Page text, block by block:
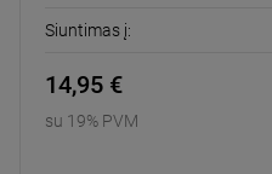
Siuntimas į:
14,95 €
su 19% PVM